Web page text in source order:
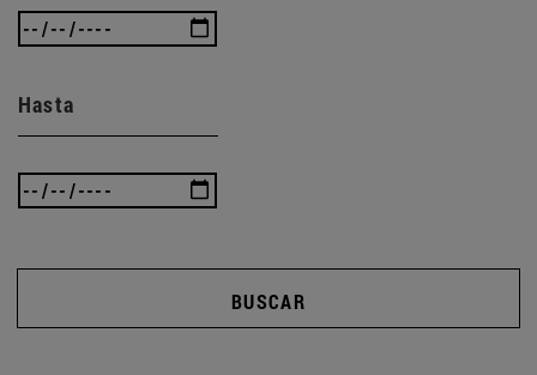
Hasta
BUSCAR